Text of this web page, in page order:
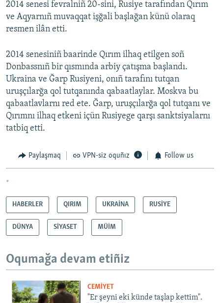
2014 senesi fevralniñ 20-sini, Rusiye tarafından Qırım
ve Aqyarnıñ muvaqqat işğali başlağan künü olaraq
resmen ilân etti.
2014 senesiniñ baarinde Qırım ilhaq etilgen soñ
Donbassnıñ bir qısmında arbiy çatışma başlandı.
Ukraina ve Ğarp Rusiyeni, onıñ tarafını tutqan
uruşçılarğa qol tutqanında qabaatlaylar. Moskva bu
qabaatlavlarnı red ete. Ğarp, uruşçılarğa qol tutqanı ve
Qırımnı ilhaq etkeni içün Rusiyege qarşı sanktsiyalarnı
tatbiq etti.
Paylaşmaq VPN-siz oquñız Follow us
*
HABERLER QIRIM UKRAİNA RUSİYE
DÜNYA SİYASET MÜİM
Oqumağa devam etiñiz
CEMİYET
"Er şeyni eki künde taşlap kettim".